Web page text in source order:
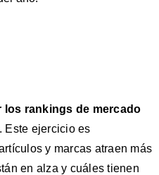
los rankings de mercado
Este ejercicio es
y marcas atraen más
en alza y cuáles tienen